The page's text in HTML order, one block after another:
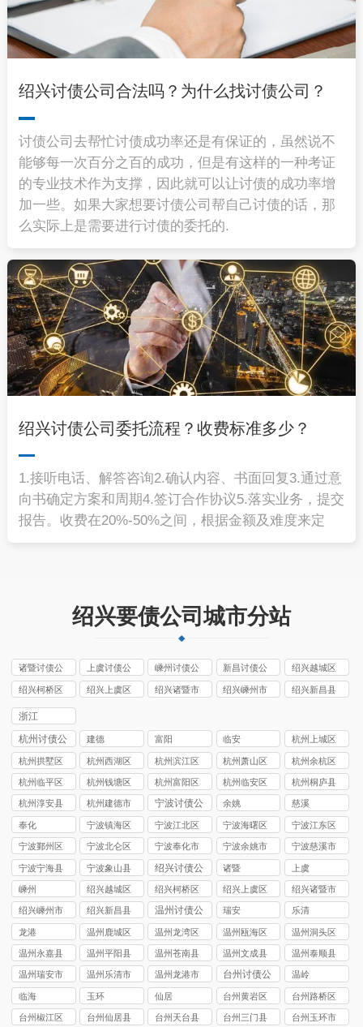
绍兴讨债公司合法吗？为什么找讨债公司？
讨债公司去帮忙讨债成功率还是有保证的，虽然说不
能够每一次百分之百的成功，但是有这样的一种考证
的专业技术作为支撑，因此就可以让讨债的成功率增
加一些。如果大家想要讨债公司帮自己讨债的话，那
么实际上是需要进行讨债的委托的.
绍兴讨债公司委托流程？收费标准多少？
1.接听电话、解答咨询2.确认内容、书面回复3.通过意
向书确定方案和周期4.签订合作协议5.落实业务，提交
报告。收费在20%-50%之间，根据金额及难度来定
绍兴要债公司城市分站
诸暨讨债公
司
上虞讨债公
司
嵊州讨债公
司
新昌讨债公
司
绍兴越城区
讨债公司
绍兴柯桥区
讨债公司
绍兴上虞区
绍兴诸暨市
绍兴嵊州市
绍兴新昌县
浙江
杭州讨债公
司
建德 富阳 临安
杭州上城区
讨债公司
杭州拱墅区
讨债公司
杭州西湖区
讨债公司
杭州滨江区
讨债公司
杭州萧山区
讨债公司
杭州余杭区
讨债公司
杭州临平区
讨债公司
杭州钱塘区
讨债公司
杭州富阳区
讨债公司
杭州临安区
讨债公司
杭州桐庐县
讨债公司
杭州淳安县
讨债公司
杭州建德市
讨债公司
宁波讨债公
司
余姚 慈溪
奉化
宁波镇海区
讨债公司
宁波江北区
讨债公司
宁波海曙区
讨债公司
宁波江东区
讨债公司
宁波鄞州区
讨债公司
宁波北仑区
讨债公司
宁波奉化市
讨债公司
宁波余姚市
讨债公司
宁波慈溪市
讨债公司
宁波宁海县
讨债公司
宁波象山县
讨债公司
绍兴讨债公
司
诸暨 上虞
嵊州
绍兴越城区
讨债公司
绍兴柯桥区
讨债公司
绍兴上虞区
讨债公司
绍兴诸暨市
讨债公司
绍兴嵊州市
讨债公司
绍兴新昌县
讨债公司
温州讨债公
司
瑞安 乐清
龙港
温州鹿城区
讨债公司
温州龙湾区
讨债公司
温州瓯海区
讨债公司
温州洞头区
讨债公司
温州永嘉县
讨债公司
温州平阳县
讨债公司
温州苍南县
讨债公司
温州文成县
讨债公司
温州泰顺县
讨债公司
温州瑞安市
讨债公司
温州乐清市
讨债公司
温州龙港市
讨债公司
台州讨债公
司
温岭
临海 玉环 仙居
台州黄岩区
讨债公司
台州路桥区
讨债公司
台州椒江区
台州仙居县
台州天台县
台州三门县
台州玉环市